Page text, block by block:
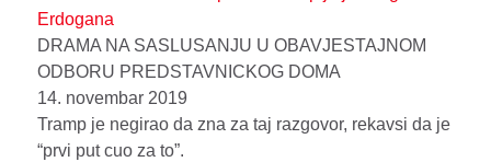
DRAMA NA SASLUSANJU U OBAVJESTAJNOM
ODBORU PREDSTAVNICKOG DOMA
14. novembar 2019
Tramp je negirao da zna za taj razgovor, rekavsi da je
“prvi put cuo za to”.